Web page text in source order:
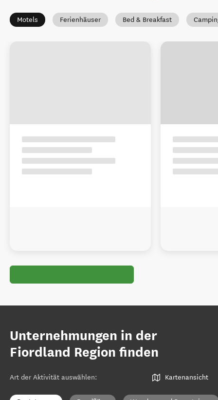
Motels Ferienhäuser Bed & Breakfast
Unternehmungen in der
Fiordland Region finden
Art der Aktivität auswählen: Kartenansicht